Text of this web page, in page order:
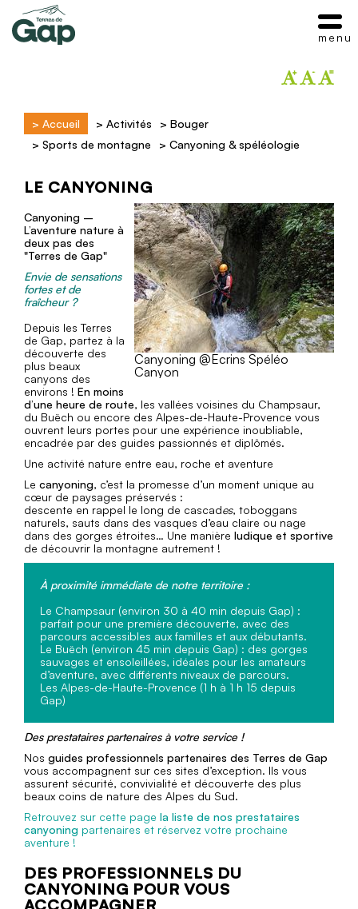
> Accueil > Activités > Bouger
> Sports de montagne > Canyoning & spéléologie
LE CANYONING
Canyoning @Ecrins Spéléo
Canyon
Canyoning –
L’aventure nature à
deux pas des
"Terres de Gap"
Envie de sensations
fortes et de
fraîcheur ?
Depuis les Terres
de Gap, partez à la
découverte des
plus beaux
canyons des
environs ! En moins
d’une heure de route, les vallées voisines du Champsaur,
du Buëch ou encore des Alpes-de-Haute-Provence vous
ouvrent leurs portes pour une expérience inoubliable,
encadrée par des guides passionnés et diplômés.
Une activité nature entre eau, roche et aventure
Le canyoning, c’est la promesse d’un moment unique au
cœur de paysages préservés :
descente en rappel le long de cascades, toboggans
naturels, sauts dans des vasques d’eau claire ou nage
dans des gorges étroites… Une manière ludique et sportive
de découvrir la montagne autrement !
À proximité immédiate de notre territoire :
Le Champsaur (environ 30 à 40 min depuis Gap) :
parfait pour une première découverte, avec des
parcours accessibles aux familles et aux débutants.
Le Buëch (environ 45 min depuis Gap) : des gorges
sauvages et ensoleillées, idéales pour les amateurs
d’aventure, avec différents niveaux de parcours.
Les Alpes-de-Haute-Provence (1 h à 1 h 15 depuis
Gap)
Des prestataires partenaires à votre service !
Nos guides professionnels partenaires des Terres de Gap
vous accompagnent sur ces sites d’exception. Ils vous
assurent sécurité, convivialité et découverte des plus
beaux coins de nature des Alpes du Sud.
Retrouvez sur cette page la liste de nos prestataires
canyoning partenaires et réservez votre prochaine
aventure !
DES PROFESSIONNELS DU
CANYONING POUR VOUS
ACCOMPAGNER
menu